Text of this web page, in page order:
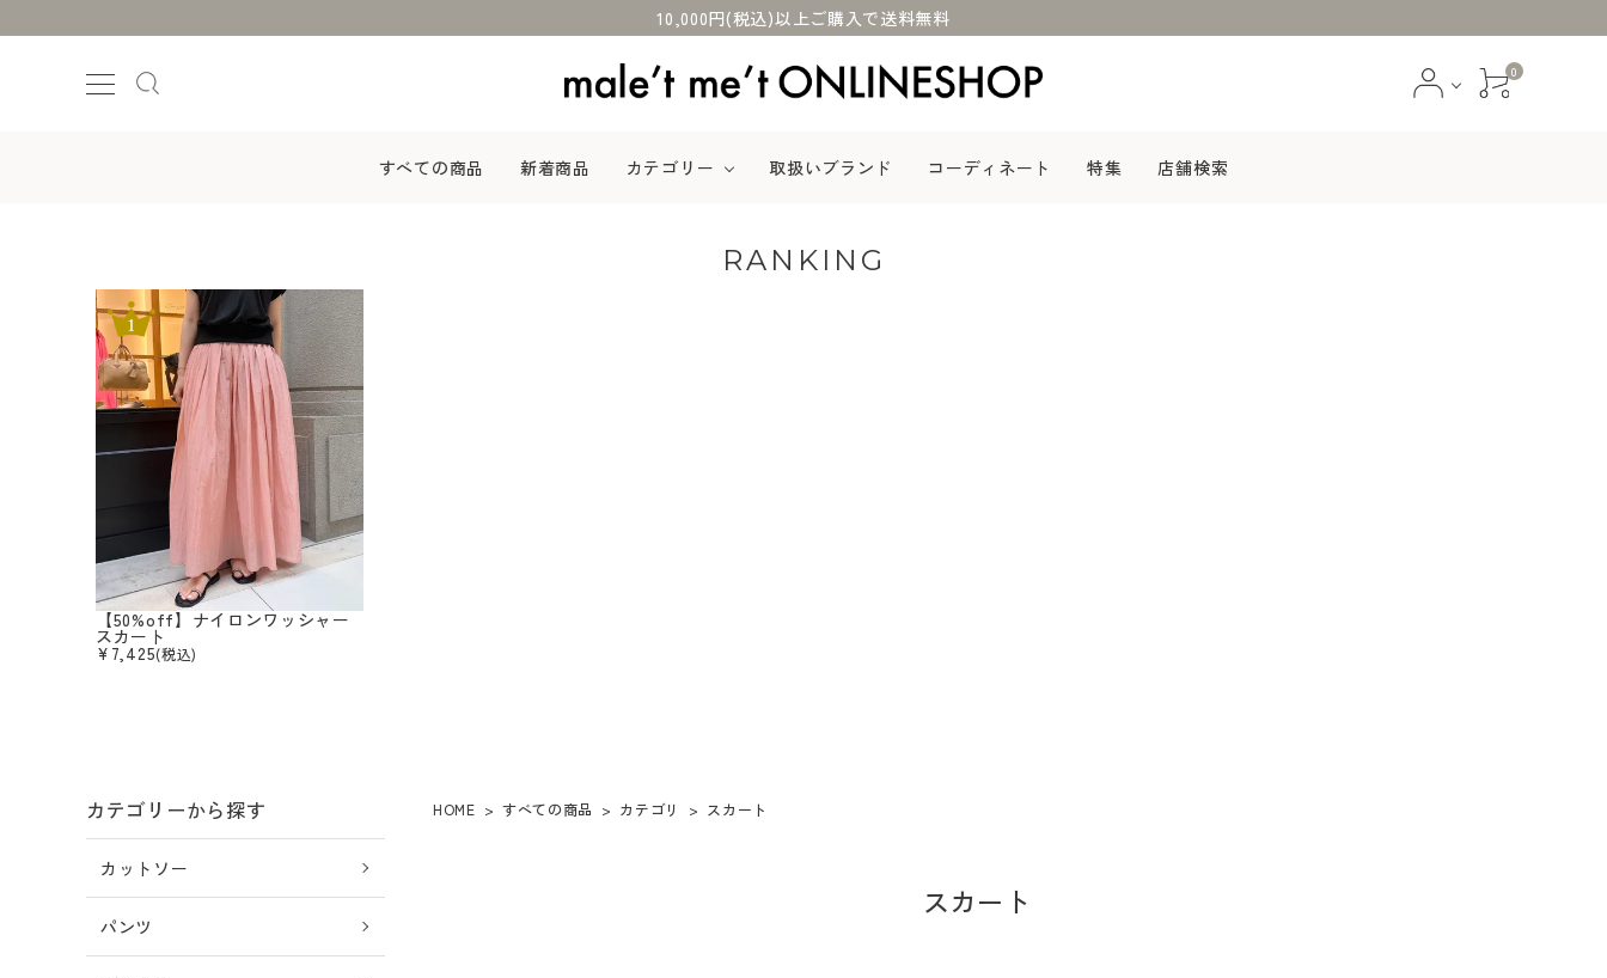
10,000円(税込)以上ご購入で送料無料
0
すべての商品 新着商品 カテゴリー
カットソー
取扱いブランド コーディネート 特集 店舗検索
ログイン 会員登録
すべての商品
セール商品
カテゴリー
取り扱いブランド
コーディネート
店舗受け取りサービス
RANKING
【50%off】ナイロンワッシャー
スカート
¥ 7,425(税込)
カテゴリーから探す
カットソー
パンツ
HOME すべての商品 カテゴリ スカート
スカート